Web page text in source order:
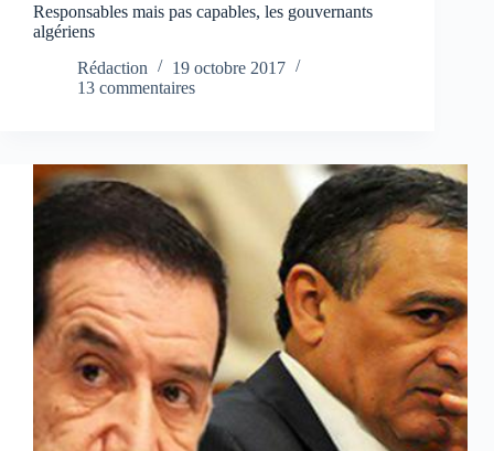
Responsables mais pas capables, les gouvernants
algériens
Rédaction
19 octobre 2017
13 commentaires